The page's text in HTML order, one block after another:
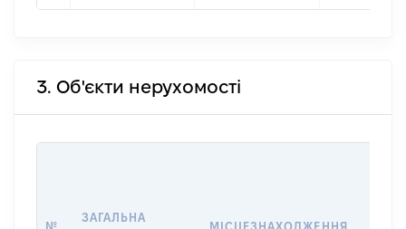
3. Об'єкти нерухомості
№
ЗАГАЛЬНА
МІСЦЕЗНАХОДЖЕННЯ